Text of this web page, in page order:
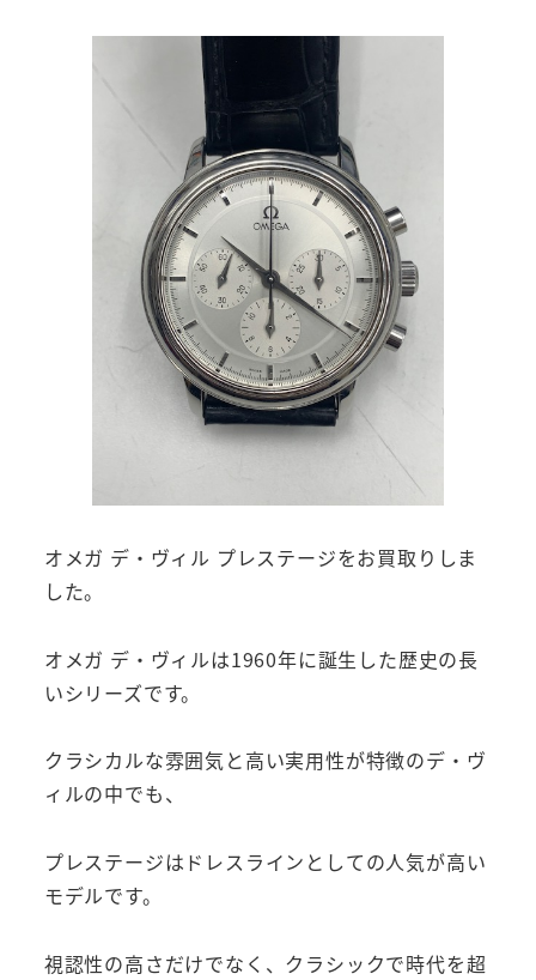
オメガ デ・ヴィル プレステージをお買取りしま
した。
オメガ デ・ヴィルは1960年に誕生した歴史の長
いシリーズです。
クラシカルな雰囲気と高い実用性が特徴のデ・ヴ
ィルの中でも、
プレステージはドレスラインとしての人気が高い
モデルです。
視認性の高さだけでなく、クラシックで時代を超